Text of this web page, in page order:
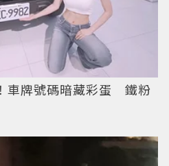
車牌號碼暗藏彩蛋 鐵粉